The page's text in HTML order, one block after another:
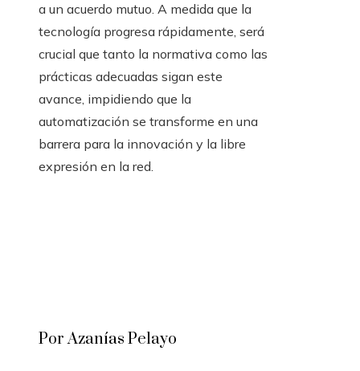
a un acuerdo mutuo. A medida que la
tecnología progresa rápidamente, será
crucial que tanto la normativa como las
prácticas adecuadas sigan este
avance, impidiendo que la
automatización se transforme en una
barrera para la innovación y la libre
expresión en la red.
Por Azanías Pelayo